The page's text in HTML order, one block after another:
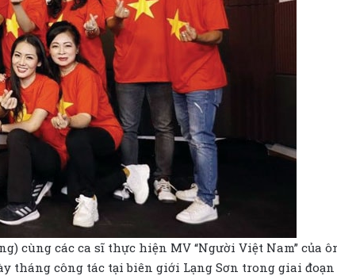
cùng các ca sĩ thực hiện MV “Người Việt Nam” của
tháng công tác tại biên giới Lạng Sơn trong giai